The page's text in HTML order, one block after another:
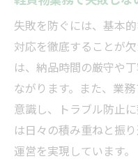
失敗を防ぐには、基本
対応を徹底することが
は、納品時間の厳守や
ながります。また、業
意識し、トラブル防止
は日々の積み重ねと振
運営を実現しています。